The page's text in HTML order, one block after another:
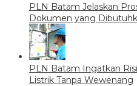
PLN Batam Jelaskan
Dokumen yang
PLN Batam Ingatkan
Listrik Tanpa Wewenang